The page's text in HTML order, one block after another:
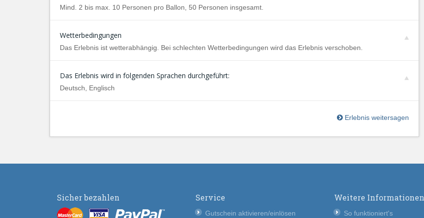
Mind. 2 bis max. 10 Personen pro Ballon, 50 Personen insgesamt.
Wetterbedingungen
Das Erlebnis ist wetterabhängig. Bei schlechten Wetterbedingungen wird das Erlebnis verschoben.
Das Erlebnis wird in folgenden Sprachen durchgeführt:
Deutsch, Englisch
Erlebnis weitersagen
Sicher bezahlen Service
Gutschein aktivieren/einlösen
Weitere Informationen
So funktioniert's